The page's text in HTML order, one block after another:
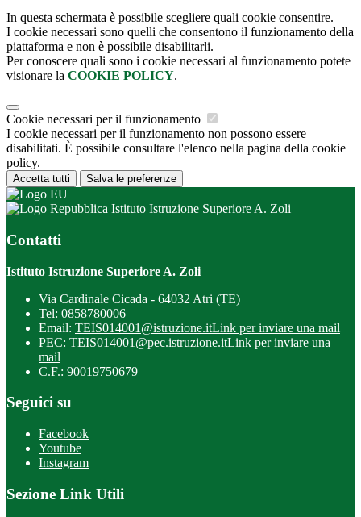
In questa schermata è possibile scegliere quali cookie consentire.
I cookie necessari sono quelli che consentono il funzionamento della
piattaforma e non è possibile disabilitarli.
Per conoscere quali sono i cookie necessari al funzionamento potete
visionare la COOKIE POLICY.
Cookie necessari per il funzionamento
I cookie necessari per il funzionamento non possono essere
disabilitati. È possibile consultare l'elenco nella pagina della cookie
policy.
Accetta tutti Salva le preferenze
Istituto Istruzione Superiore A. Zoli
Contatti
Istituto Istruzione Superiore A. Zoli
Via Cardinale Cicada - 64032 Atri (TE)
Tel: 0858780006
Email: TEIS014001@istruzione.itLink per inviare una mail
PEC: TEIS014001@pec.istruzione.itLink per inviare una
mail
C.F.: 90019750679
Seguici su
Facebook
Youtube
Instagram
Sezione Link Utili